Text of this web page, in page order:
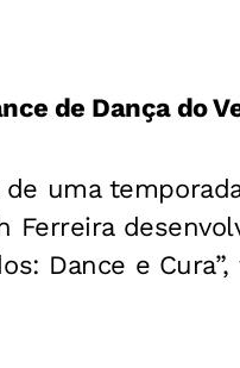
de Dança do
de uma
Ferreira
Dance e